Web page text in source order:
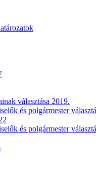
választása 2019.
és polgármester
és polgármester